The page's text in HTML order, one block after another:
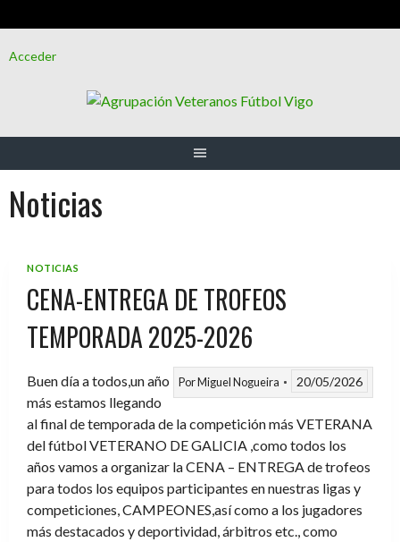
alAcceder
Noticias
NOTICIAS
CENA-ENTREGA DE TROFEOS
TEMPORADA 2025-2026
PorMiguel Nogueira 20/05/2026
Buen día a todos,un año
más estamos llegando
al final de temporada de la competición más VETERANA
del fútbol VETERANO DE GALICIA ,como todos los
años vamos a organizar la CENA – ENTREGA de trofeos
para todos los equipos participantes en nuestras ligas y
competiciones, CAMPEONES,así como a los jugadores
más destacados y deportividad, árbitros etc., como